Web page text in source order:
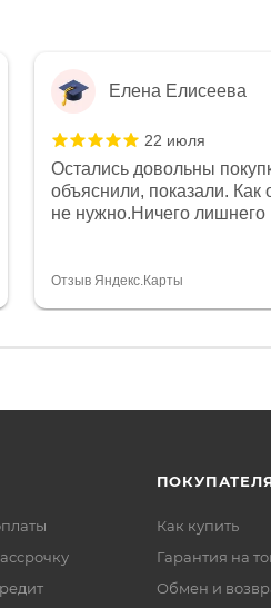
Елена Елисеева
22 июля
Остались довольны
объяснили, показали. Как
не нужно.Ничего
огромное спасибо
Отзыв Яндекс.Карты
Как купить
Гарантия на
Обмен и